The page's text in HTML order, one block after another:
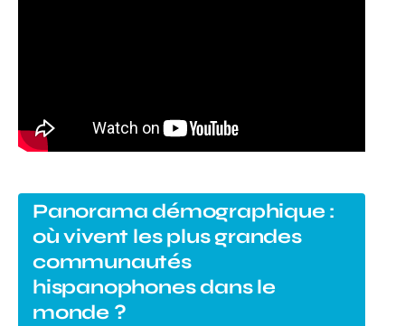
Panorama démographique :
où vivent les plus grandes
communautés
hispanophones dans le
monde ?